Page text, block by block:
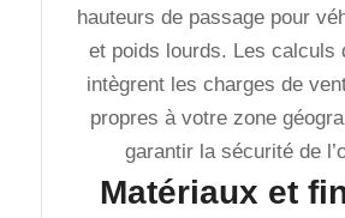
hauteurs de passage pour
et poids lourds. Les calculs
intègrent les charges de
propres à votre zone
garantir la sécurité de
Matériaux et